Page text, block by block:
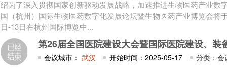
绍为了深入贯彻国家创新驱动发展战略，加速推进生物医药产业数
国（杭州）国际生物医药数字化发展论坛暨生物医药产业博览会将
日-13日在杭州国际博览中...
第26届全国医院建设大会暨国际医院建设、装
会议城市： 武汉 开始时间：2025-05-17 分类：会